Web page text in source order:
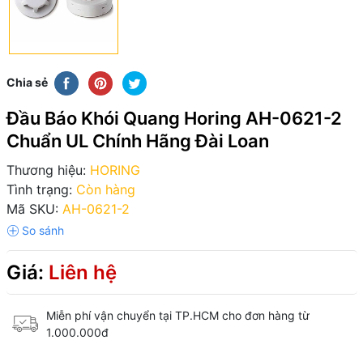
Chia sẻ
Đầu Báo Khói Quang Horing AH-0621-2
Chuẩn UL Chính Hãng Đài Loan
Thương hiệu: HORING
Tình trạng: Còn hàng
Mã SKU: AH-0621-2
Giá: Liên hệ
Miễn phí vận chuyển tại TP.HCM cho đơn hàng từ
1.000.000đ